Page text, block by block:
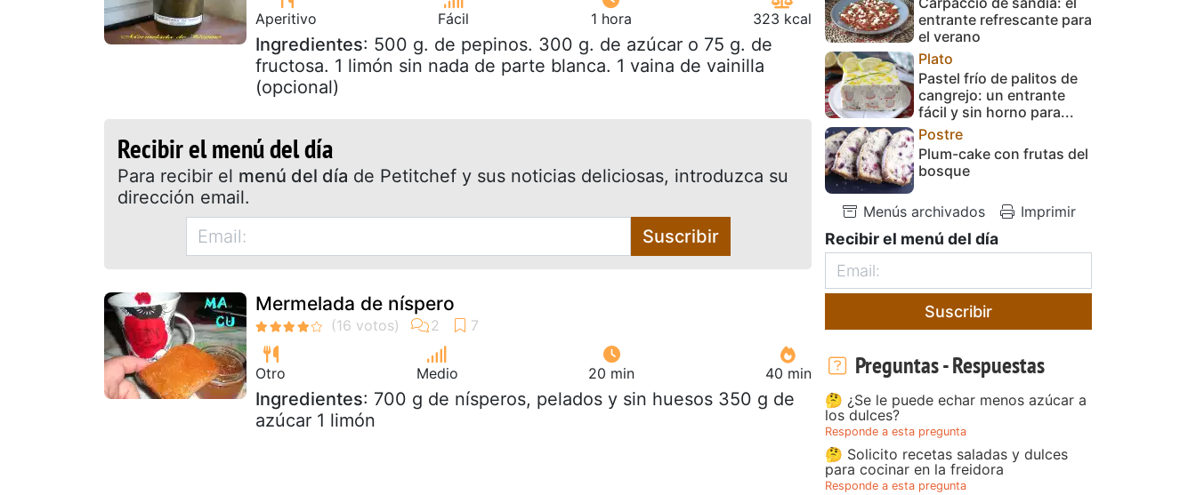
Aperitivo Fácil 1 hora 323 kcal
Ingredientes: 500 g. de pepinos. 300 g. de azúcar o 75 g. de
fructosa. 1 limón sin nada de parte blanca. 1 vaina de vainilla
(opcional)
Recibir el menú del día
Para recibir el menú del día de Petitchef y sus noticias deliciosas, introduzca su
dirección email.
Suscribir
Mermelada de níspero
Otro Medio 20 min 40 min
Ingredientes: 700 g de nísperos, pelados y sin huesos 350 g de
azúcar 1 limón
entrante refrescante para
el verano
Plato
Pastel frío de palitos de
cangrejo: un entrante
fácil y sin horno para...
Postre
Plum-cake con frutas del
bosque
Menús archivados Imprimir
Recibir el menú del día
Suscribir
Preguntas - Respuestas
🤔 ¿Se le puede echar menos azúcar a
los dulces?
Responde a esta pregunta
🤔 Solicito recetas saladas y dulces
para cocinar en la freidora
Responde a esta pregunta